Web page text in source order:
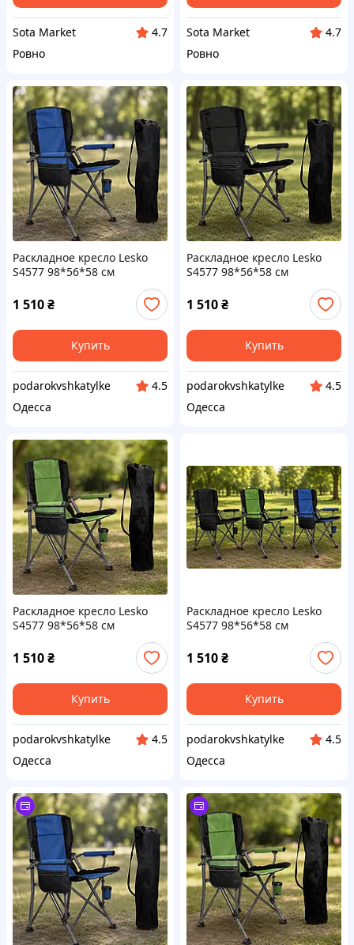
Sota Market
4.7
Ровно
Sota Market
4.7
Ровно
Раскладное кресло Lesko
S4577 98*56*58 см
Синий
1 510₴
Купить
podarokvshkatylke
4.5
Одесса
Раскладное кресло Lesko
S4577 98*56*58 см
Черный
1 510₴
Купить
podarokvshkatylke
4.5
Одесса
Раскладное кресло Lesko
S4577 98*56*58 см
Зеленый
1 510₴
Купить
podarokvshkatylke
4.5
Одесса
Раскладное кресло Lesko
S4577 98*56*58 см
1 510₴
Купить
podarokvshkatylke
4.5
Одесса